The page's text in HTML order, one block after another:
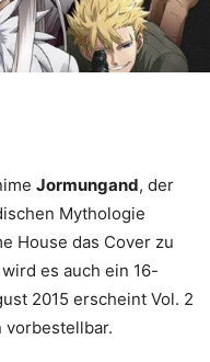
Jormungand, der
Mythologie
House das Cover zu
es auch ein 16-
2015 erscheint Vol. 2
vorbestellbar.